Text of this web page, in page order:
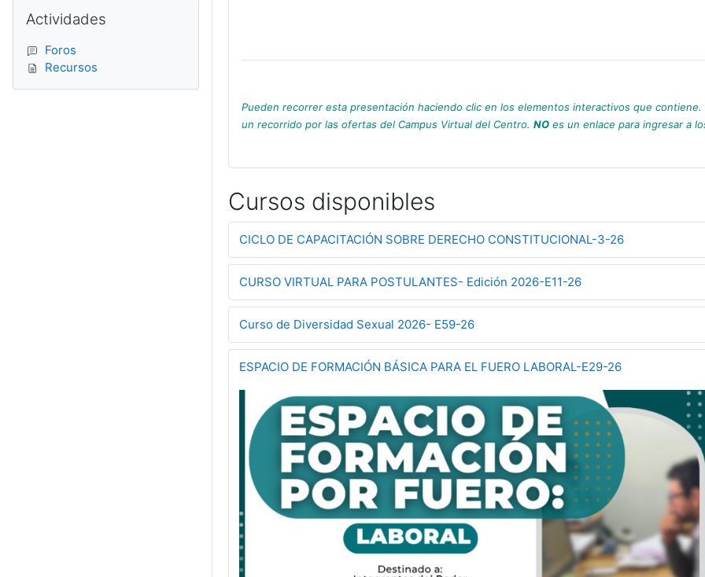
Pueden recorrer esta presentación haciendo clic en los elementos interactivos que contiene.
un recorrido por las ofertas del Campus Virtual del Centro. NOes un enlace para ingresar a
Cursos disponibles
CICLO DE CAPACITACIÓN SOBRE DERECHO CONSTITUCIONAL-3-26
CURSO VIRTUAL PARA POSTULANTES- Edición 2026-E11-26
Curso de Diversidad Sexual 2026- E59-26
ESPACIO DE FORMACIÓN BÁSICA PARA EL FUERO LABORAL-E29-26
Actividades
Foros
Recursos